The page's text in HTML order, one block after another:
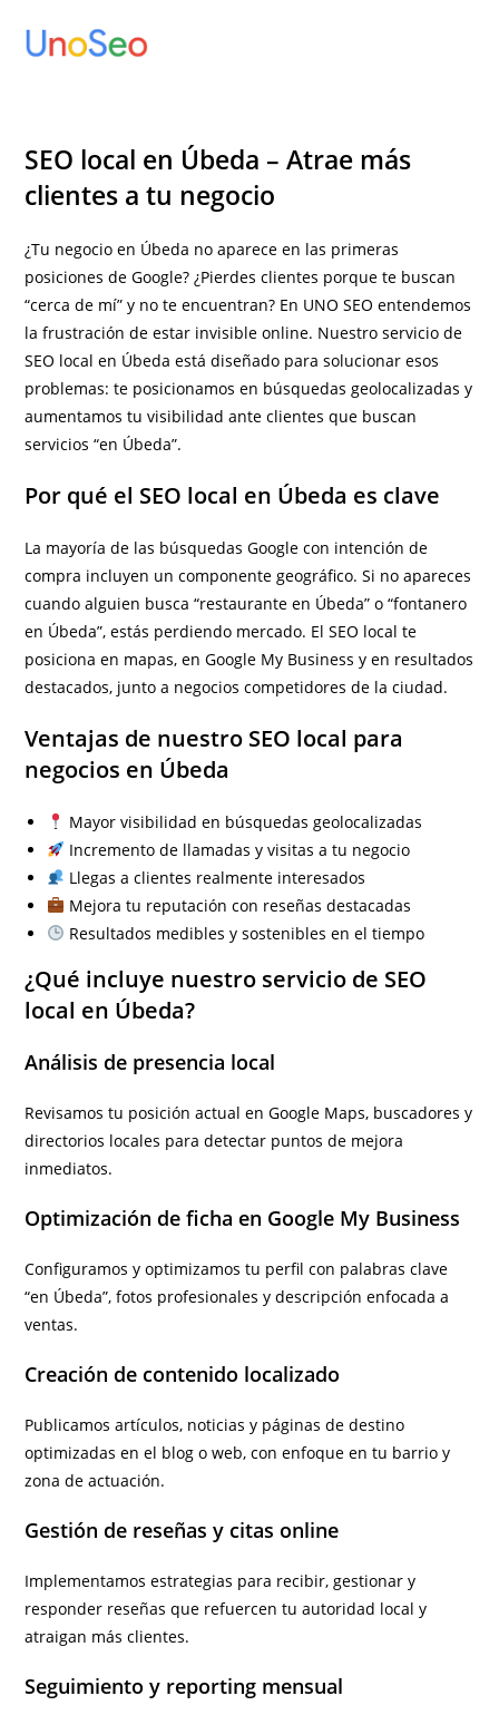
SEO local en Úbeda – Atrae más
clientes a tu negocio
¿Tu negocio en Úbeda no aparece en las primeras
posiciones de Google? ¿Pierdes clientes porque te buscan
“cerca de mí” y no te encuentran? En UNO SEO entendemos
la frustración de estar invisible online. Nuestro servicio de
SEO local en Úbeda está diseñado para solucionar esos
problemas: te posicionamos en búsquedas geolocalizadas y
aumentamos tu visibilidad ante clientes que buscan
servicios “en Úbeda”.
Por qué el SEO local en Úbeda es clave
La mayoría de las búsquedas Google con intención de
compra incluyen un componente geográfico. Si no apareces
cuando alguien busca “restaurante en Úbeda” o “fontanero
en Úbeda”, estás perdiendo mercado. El SEO local te
posiciona en mapas, en Google My Business y en resultados
destacados, junto a negocios competidores de la ciudad.
Ventajas de nuestro SEO local para
negocios en Úbeda
Mayor visibilidad en búsquedas geolocalizadas
Incremento de llamadas y visitas a tu negocio
Llegas a clientes realmente interesados
Mejora tu reputación con reseñas destacadas
Resultados medibles y sostenibles en el tiempo
¿Qué incluye nuestro servicio de SEO
local en Úbeda?
Análisis de presencia local
Revisamos tu posición actual en Google Maps, buscadores y
directorios locales para detectar puntos de mejora
inmediatos.
Optimización de ficha en Google My Business
Configuramos y optimizamos tu perfil con palabras clave
“en Úbeda”, fotos profesionales y descripción enfocada a
ventas.
Creación de contenido localizado
Publicamos artículos, noticias y páginas de destino
optimizadas en el blog o web, con enfoque en tu barrio y
zona de actuación.
Gestión de reseñas y citas online
Implementamos estrategias para recibir, gestionar y
responder reseñas que refuercen tu autoridad local y
atraigan más clientes.
Seguimiento y reporting mensual